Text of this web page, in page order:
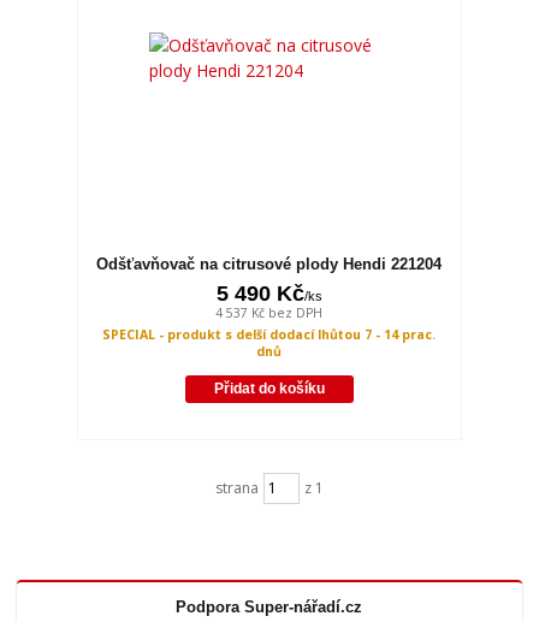
Odšťavňovač na citrusové plody Hendi 221204
5 490 Kč/ks
4 537 Kč bez DPH
SPECIAL - produkt s delší dodací lhůtou 7 - 14 prac.
dnů
Přidat do košíku
strana z 1
Podpora Super-nářadí.cz